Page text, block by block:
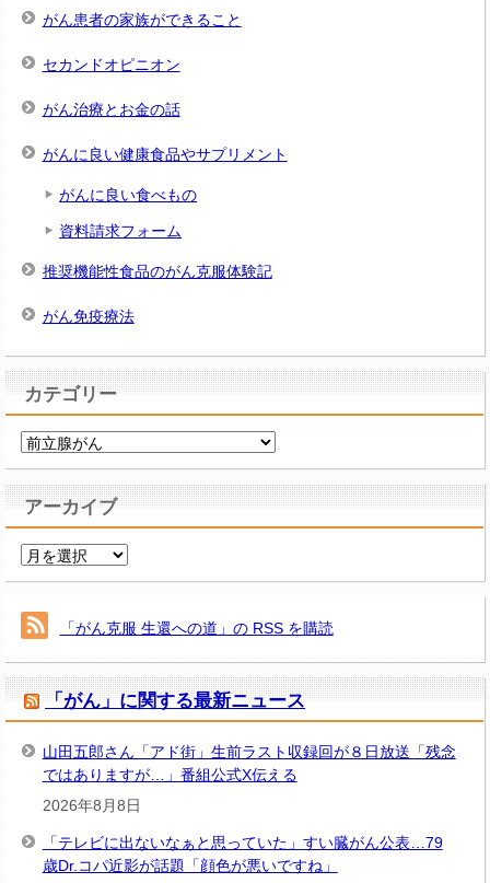
がん患者の家族ができること
セカンドオピニオン
がん治療とお金の話
がんに良い健康食品やサプリメント
がんに良い食べもの
資料請求フォーム
推奨機能性食品のがん克服体験記
がん免疫療法
カテゴリー
カ
ゴ
リ
ー
アーカイブ
ア
イ
「がん克服 生還への道」の RSS を購読
「がん」に関する最新ニュース
山田五郎さん「アド街」生前ラスト収録回が８日放送「残念
ではありますが…」番組公式X伝える
2026年8月8日
「テレビに出ないなぁと思っていた」すい臓がん公表…79
歳Dr.コパ近影が話題「顔色が悪いですね」